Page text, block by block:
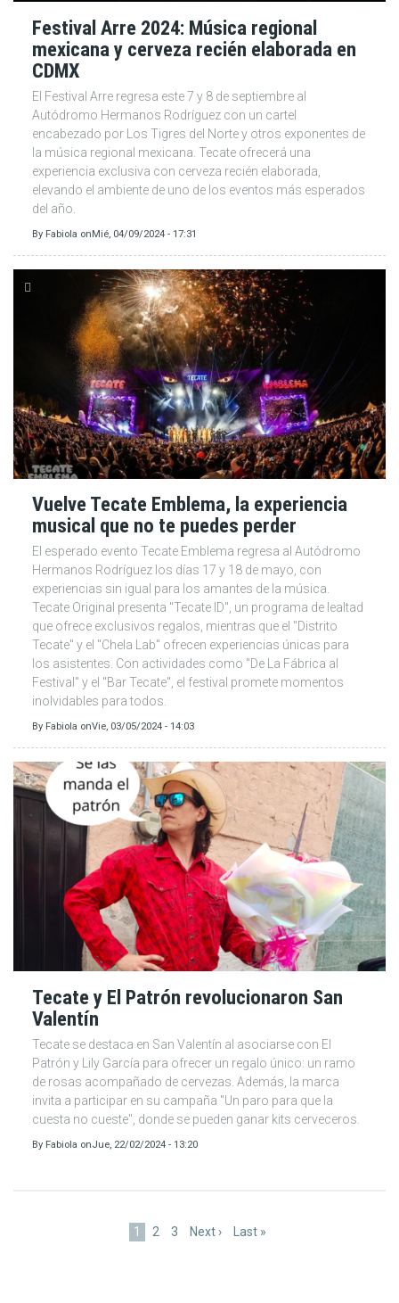
Festival Arre 2024: Música regional
mexicana y cerveza recién elaborada en
CDMX
El Festival Arre regresa este 7 y 8 de septiembre al
Autódromo Hermanos Rodríguez con un cartel
encabezado por Los Tigres del Norte y otros exponentes de
la música regional mexicana. Tecate ofrecerá una
experiencia exclusiva con cerveza recién elaborada,
elevando el ambiente de uno de los eventos más esperados
del año.
By Fabiola onMié, 04/09/2024 - 17:31
Vuelve Tecate Emblema, la experiencia
musical que no te puedes perder
El esperado evento Tecate Emblema regresa al Autódromo
Hermanos Rodríguez los días 17 y 18 de mayo, con
experiencias sin igual para los amantes de la música.
Tecate Original presenta "Tecate ID", un programa de lealtad
que ofrece exclusivos regalos, mientras que el "Distrito
Tecate" y el "Chela Lab" ofrecen experiencias únicas para
los asistentes. Con actividades como "De La Fábrica al
Festival" y el "Bar Tecate", el festival promete momentos
inolvidables para todos.
By Fabiola onVie, 03/05/2024 - 14:03
Tecate y El Patrón revolucionaron San
Valentín
Tecate se destaca en San Valentín al asociarse con El
Patrón y Lily García para ofrecer un regalo único: un ramo
de rosas acompañado de cervezas. Además, la marca
invita a participar en su campaña "Un paro para que la
cuesta no cueste", donde se pueden ganar kits cerveceros.
By Fabiola onJue, 22/02/2024 - 13:20
Página
1 Page
2 Page
3
Siguiente
Next ›
Última
Last »